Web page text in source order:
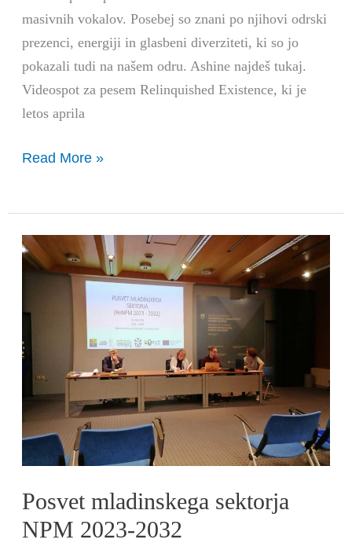
masivnih vokalov. Posebej so znani po njihovi odrski
prezenci, energiji in glasbeni diverziteti, ki so jo
pokazali tudi na našem odru. Ashine najdeš tukaj.
Videospot za pesem Relinquished Existence, ki je
letos aprila
Read More »
Posvet mladinskega sektorja
NPM 2023-2032
Posvet
mladinskega
NPM
2023-
2032